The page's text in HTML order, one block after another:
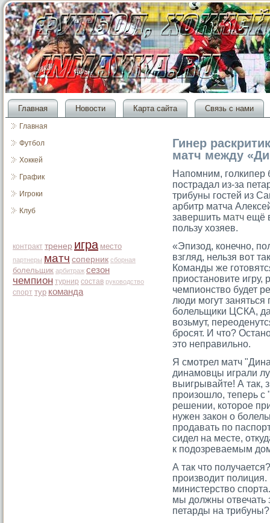
Главная Новости Карта сайта Связь с нами
Главная
Футбол
Хоккей
График
Игроки
Клуб
контракт тренер игра место
партнеры матч соперник сборная
болельщик арбитраж сезон
чемпион турнир состав руководство
спорт тур команда
Гинер
матч между
Напомним, голкипер
пострадал из-за
трибуны гостей из
арбитр матча
завершить матч ещё
пользу хозяев.
«Эпизод, конечно,
взгляд, нельзя вот
Команды же
приостановите
чемпионство будет
люди могут
болельщики ЦСКА,
возьмут,
бросят. И что?
это неправильно.
Я смотрел матч
динамовцы играли
выигрывайте! А так,
произошло, теперь
решении, которое
нужен закон о
продавать по
сидел на месте,
к подозреваемым
А так чтο
прοизводит
министерство
мы должны отвечать
петарды на трибуны?